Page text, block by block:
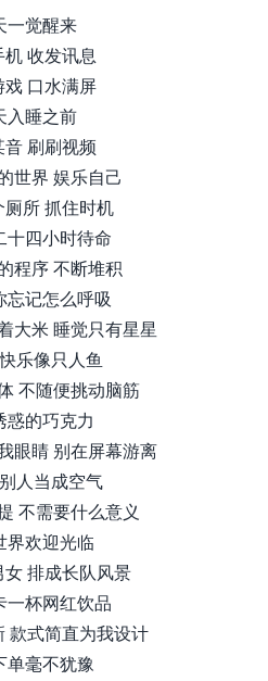
⼀觉醒来
收发讯息
戏 ⼝⽔满屏
⼊睡之前
刷刷视频
世界 娱乐⾃⼰
所 抓住时机
⼗四⼩时待命
程序 不断堆积
忘记怎么呼吸
⼤⽶ 睡觉只有星星
乐像只⼈⻥
不随便挑动脑筋
惑的巧克⼒
眼睛 别在屏幕游离
⼈当成空⽓
不需要什么意义
界欢迎光临
排成⻓队⻛景
⼀杯⽹红饮品
款式简直为我设计
单毫不犹豫